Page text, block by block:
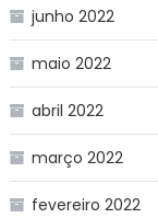
junho 2022
maio 2022
abril 2022
março 2022
fevereiro 2022